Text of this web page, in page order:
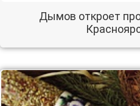
Дымов откроет